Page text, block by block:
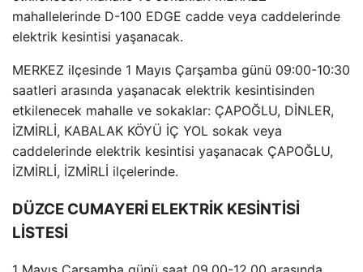
mahallelerinde D-100 EDGE cadde veya caddelerinde
elektrik kesintisi yaşanacak.
MERKEZ ilçesinde 1 Mayıs Çarşamba günü 09:00-10:30
saatleri arasında yaşanacak elektrik kesintisinden
etkilenecek mahalle ve sokaklar: ÇAPOĞLU, DİNLER,
İZMİRLİ, KABALAK KÖYÜ İÇ YOL sokak veya
caddelerinde elektrik kesintisi yaşanacak ÇAPOĞLU,
İZMİRLİ, İZMİRLİ ilçelerinde.
DÜZCE CUMAYERİ ELEKTRİK KESİNTİSİ
LİSTESİ